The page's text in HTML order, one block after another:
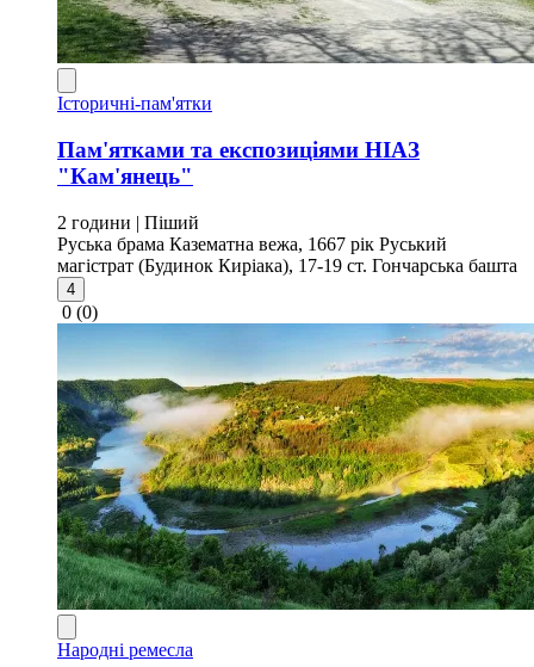
Історичні-пам'ятки
Пам'ятками та експозиціями НІАЗ
"Кам'янець"
2 години | Піший
Руська брама Казематна вежа, 1667 рік Руський
магістрат (Будинок Киріака), 17-19 ст. Гончарська башта
4
0 (0)
Народні ремесла